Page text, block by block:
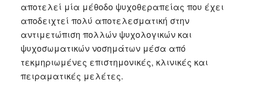
αποτελεί μία μέθοδο ψυχοθεραπείας που έχει
αποδειχτεί πολύ αποτελεσματική στην
αντιμετώπιση πολλών ψυχολογικών και
ψυχοσωματικών νοσημάτων μέσα από
τεκμηριωμένες επιστημονικές, κλινικές και
πειραματικές μελέτες.